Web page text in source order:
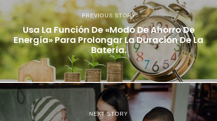
PREVIOUS STORY
Usa La Función De «Modo De Ahorro De
Energía» Para Prolongar La Duración De La
Batería.
NEXT STORY